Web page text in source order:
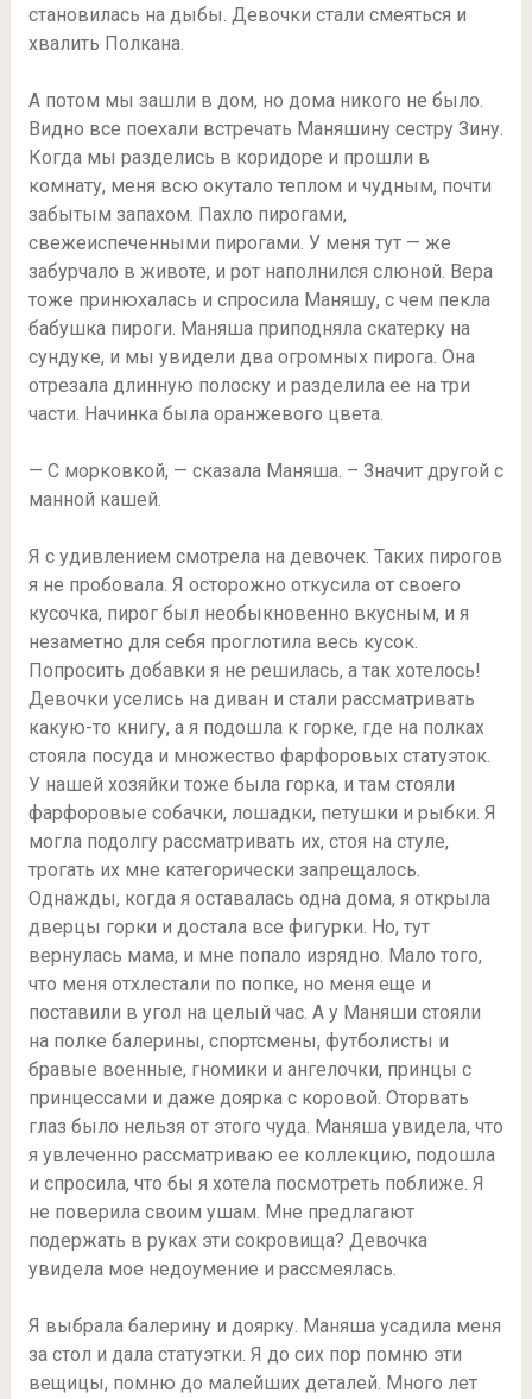
становилась на дыбы. Девочки стали смеяться и
хвалить Полкана.
А потом мы зашли в дом, но дома никого не было.
Видно все поехали встречать Маняшину сестру Зину.
Когда мы разделись в коридоре и прошли в
комнату, меня всю окутало теплом и чудным, почти
забытым запахом. Пахло пирогами,
свежеиспеченными пирогами. У меня тут — же
забурчало в животе, и рот наполнился слюной. Вера
тоже принюхалась и спросила Маняшу, с чем пекла
бабушка пироги. Маняша приподняла скатерку на
сундуке, и мы увидели два огромных пирога. Она
отрезала длинную полоску и разделила ее на три
части. Начинка была оранжевого цвета.
— С морковкой, — сказала Маняша. – Значит другой с
манной кашей.
Я с удивлением смотрела на девочек. Таких пирогов
я не пробовала. Я осторожно откусила от своего
кусочка, пирог был необыкновенно вкусным, и я
незаметно для себя проглотила весь кусок.
Попросить добавки я не решилась, а так хотелось!
Девочки уселись на диван и стали рассматривать
какую-то книгу, а я подошла к горке, где на полках
стояла посуда и множество фарфоровых статуэток.
У нашей хозяйки тоже была горка, и там стояли
фарфоровые собачки, лошадки, петушки и рыбки. Я
могла подолгу рассматривать их, стоя на стуле,
трогать их мне категорически запрещалось.
Однажды, когда я оставалась одна дома, я открыла
дверцы горки и достала все фигурки. Но, тут
вернулась мама, и мне попало изрядно. Мало того,
что меня отхлестали по попке, но меня еще и
поставили в угол на целый час. А у Маняши стояли
на полке балерины, спортсмены, футболисты и
бравые военные, гномики и ангелочки, принцы с
принцессами и даже доярка с коровой. Оторвать
глаз было нельзя от этого чуда. Маняша увидела, что
я увлеченно рассматриваю ее коллекцию, подошла
и спросила, что бы я хотела посмотреть поближе. Я
не поверила своим ушам. Мне предлагают
подержать в руках эти сокровища? Девочка
увидела мое недоумение и рассмеялась.
Я выбрала балерину и доярку. Маняша усадила меня
за стол и дала статуэтки. Я до сих пор помню эти
вещицы, помню до малейших деталей. Много лет